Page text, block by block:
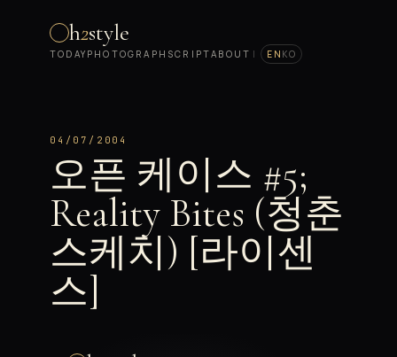
h2style
TODAY PHOTOGRAPH SCRIPTABOUT | EN KO
04/07/2004
오픈 케이스 #5;
Reality Bites (청춘
스케치) [라이센
스]